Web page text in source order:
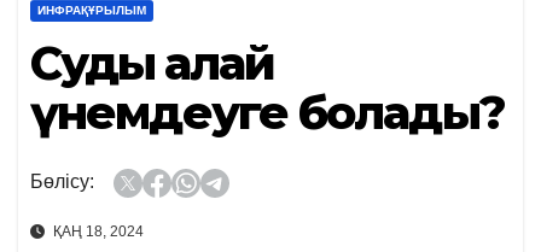
ИНФРАҚҰРЫЛЫМ
Суды қалай
үнемдеуге болады?
Бөлісу:
ҚАҢ 18, 2024